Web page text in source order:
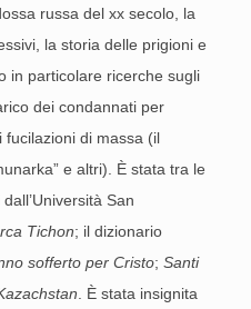
russa del xx secolo, la
la storia delle prigioni e
in particolare ricerche sugli
dei condannati per
fucilazioni di massa (il
e altri). È stata tra le
San
Tichon; il dizionario
sofferto per Cristo; Santi
. È stata insignita